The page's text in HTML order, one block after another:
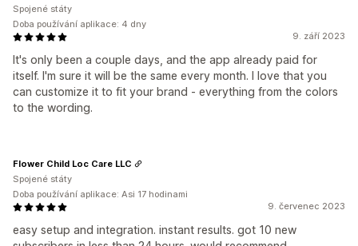
9. září 2023
It's only been a couple days, and the app already paid for
itself. I'm sure it will be the same every month. I love that you
can customize it to fit your brand - everything from the colors
to the wording.
Spojené státy
Doba používání aplikace: 4 dny
9. červenec 2023
easy setup and integration. instant results. got 10 new
Flower Child Loc Care LLC
Spojené státy
Doba používání aplikace: Asi 17 hodinami